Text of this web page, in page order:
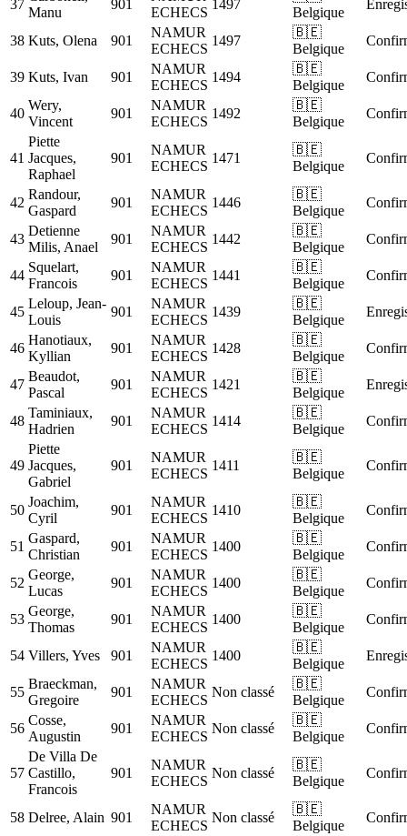
37
Manu
901
ECHECS
1497
Belgique
38 Kuts, Olena 901
NAMUR
ECHECS
1497
🇧🇪
Belgique
39 Kuts, Ivan 901
NAMUR
ECHECS
1494
🇧🇪
Belgique
40
Wery,
Vincent
901
NAMUR
ECHECS
1492
🇧🇪
Belgique
41
Piette
Jacques,
Raphael
901
NAMUR
ECHECS
1471
🇧🇪
Belgique
42
Randour,
Gaspard
901
NAMUR
ECHECS
1446
🇧🇪
Belgique
43
Detienne
Milis, Anael
901
NAMUR
ECHECS
1442
🇧🇪
Belgique
44
Squelart,
Francois
901
NAMUR
ECHECS
1441
🇧🇪
Belgique
45
Leloup, Jean-
Louis
901
NAMUR
ECHECS
1439
🇧🇪
Belgique
46
Hanotiaux,
Kyllian
901
NAMUR
ECHECS
1428
🇧🇪
Belgique
47
Beaudot,
Pascal
901
NAMUR
ECHECS
1421
🇧🇪
Belgique
48
Taminiaux,
Hadrien
901
NAMUR
ECHECS
1414
🇧🇪
Belgique
49
Piette
Jacques,
Gabriel
901
NAMUR
ECHECS
1411
🇧🇪
Belgique
50
Joachim,
Cyril
901
NAMUR
ECHECS
1410
🇧🇪
Belgique
51
Gaspard,
Christian
901
NAMUR
ECHECS
1400
🇧🇪
Belgique
52
George,
Lucas
901
NAMUR
ECHECS
1400
🇧🇪
Belgique
53
George,
Thomas
901
NAMUR
ECHECS
1400
🇧🇪
Belgique
54 Villers, Yves 901
NAMUR
ECHECS
1400
🇧🇪
Belgique
55
Braeckman,
Gregoire
901
NAMUR
ECHECS
Non classé
🇧🇪
Belgique
56
Cosse,
Augustin
901
NAMUR
ECHECS
Non classé
🇧🇪
Belgique
57
De Villa De
Castillo,
Francois
901
NAMUR
ECHECS
Non classé
🇧🇪
Belgique
58 Delree, Alain 901
NAMUR
ECHECS
Non classé
🇧🇪
Belgique